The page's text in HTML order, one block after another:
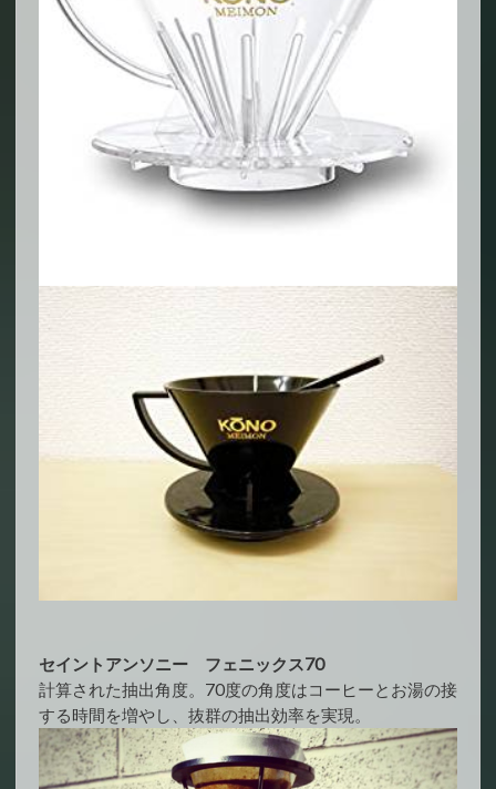
セイントアンソニー フェニックス70
計算された抽出角度。70度の角度はコーヒーとお湯の接
する時間を増やし、抜群の抽出効率を実現。